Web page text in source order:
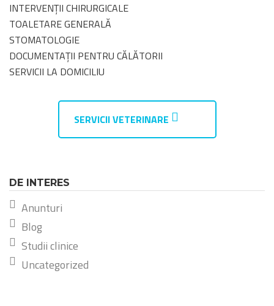
INTERVENȚII CHIRURGICALE
TOALETARE GENERALĂ
STOMATOLOGIE
DOCUMENTAȚII PENTRU CĂLĂTORII
SERVICII LA DOMICILIU
SERVICII VETERINARE
DE INTERES
Anunturi
Blog
Studii clinice
Uncategorized